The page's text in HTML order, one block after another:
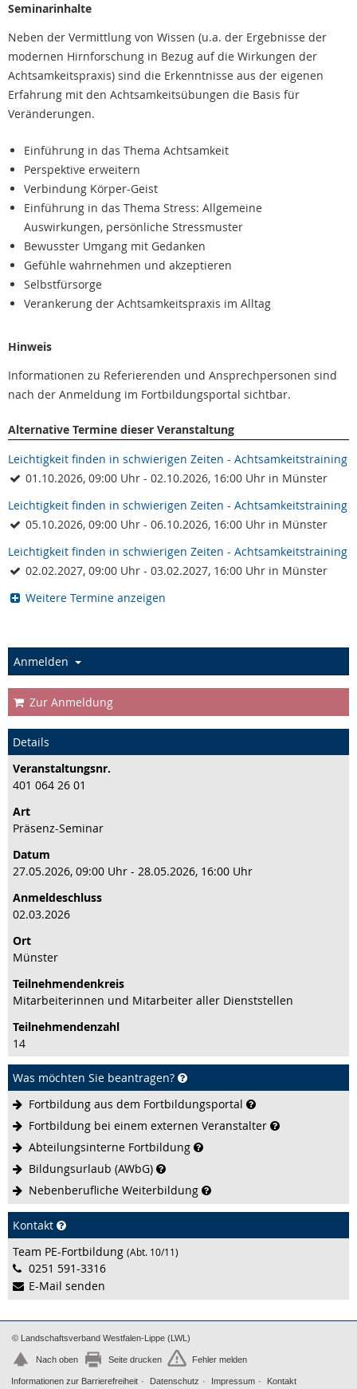
Seminarinhalte
Neben der Vermittlung von Wissen (u.a. der Ergebnisse der
modernen Hirnforschung in Bezug auf die Wirkungen der
Achtsamkeitspraxis) sind die Erkenntnisse aus der eigenen
Erfahrung mit den Achtsamkeitsübungen die Basis für
Veränderungen.
Einführung in das Thema Achtsamkeit
Perspektive erweitern
Verbindung Körper-Geist
Einführung in das Thema Stress: Allgemeine
Auswirkungen, persönliche Stressmuster
Bewusster Umgang mit Gedanken
Gefühle wahrnehmen und akzeptieren
Selbstfürsorge
Verankerung der Achtsamkeitspraxis im Alltag
Hinweis
Informationen zu Referierenden und Ansprechpersonen sind
nach der Anmeldung im Fortbildungsportal sichtbar.
Alternative Termine dieser Veranstaltung
Leichtigkeit finden in schwierigen Zeiten - Achtsamkeitstraining
01.10.2026, 09:00 Uhr - 02.10.2026, 16:00 Uhr in Münster
Leichtigkeit finden in schwierigen Zeiten - Achtsamkeitstraining
05.10.2026, 09:00 Uhr - 06.10.2026, 16:00 Uhr in Münster
Leichtigkeit finden in schwierigen Zeiten - Achtsamkeitstraining
02.02.2027, 09:00 Uhr - 03.02.2027, 16:00 Uhr in Münster
Weitere Termine anzeigen
Anmelden
Zur Anmeldung
Details
Veranstaltungs­nr.
401 064 26 01
Art
Präsenz-Seminar
Datum
27.05.2026, 09:00 Uhr - 28.05.2026, 16:00 Uhr
Anmeldeschluss
02.03.2026
Ort
Münster
Teilnehmenden­kreis
Mitarbeiterinnen und Mitarbeiter aller Dienststellen
Teilnehmenden­zahl
14
Was möchten Sie beantragen?
Fortbildung aus dem Fortbildungsportal
Fortbildung bei einem externen Veranstalter
Abteilungsinterne Fortbildung
Bildungsurlaub (AWbG)
Nebenberufliche Weiterbildung
Kontakt
Team PE-Fortbildung (Abt. 10/11)
0251 591-3316
E-Mail senden
© Landschaftsverband Westfalen-Lippe (LWL)
Nach oben Seite drucken Fehler melden
Informationen zur Barrierefreiheit Datenschutz Impressum Kontakt